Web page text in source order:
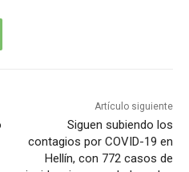
Artículo siguiente
Siguen subiendo los
contagios por COVID-19 en
Hellín, con 772 casos de